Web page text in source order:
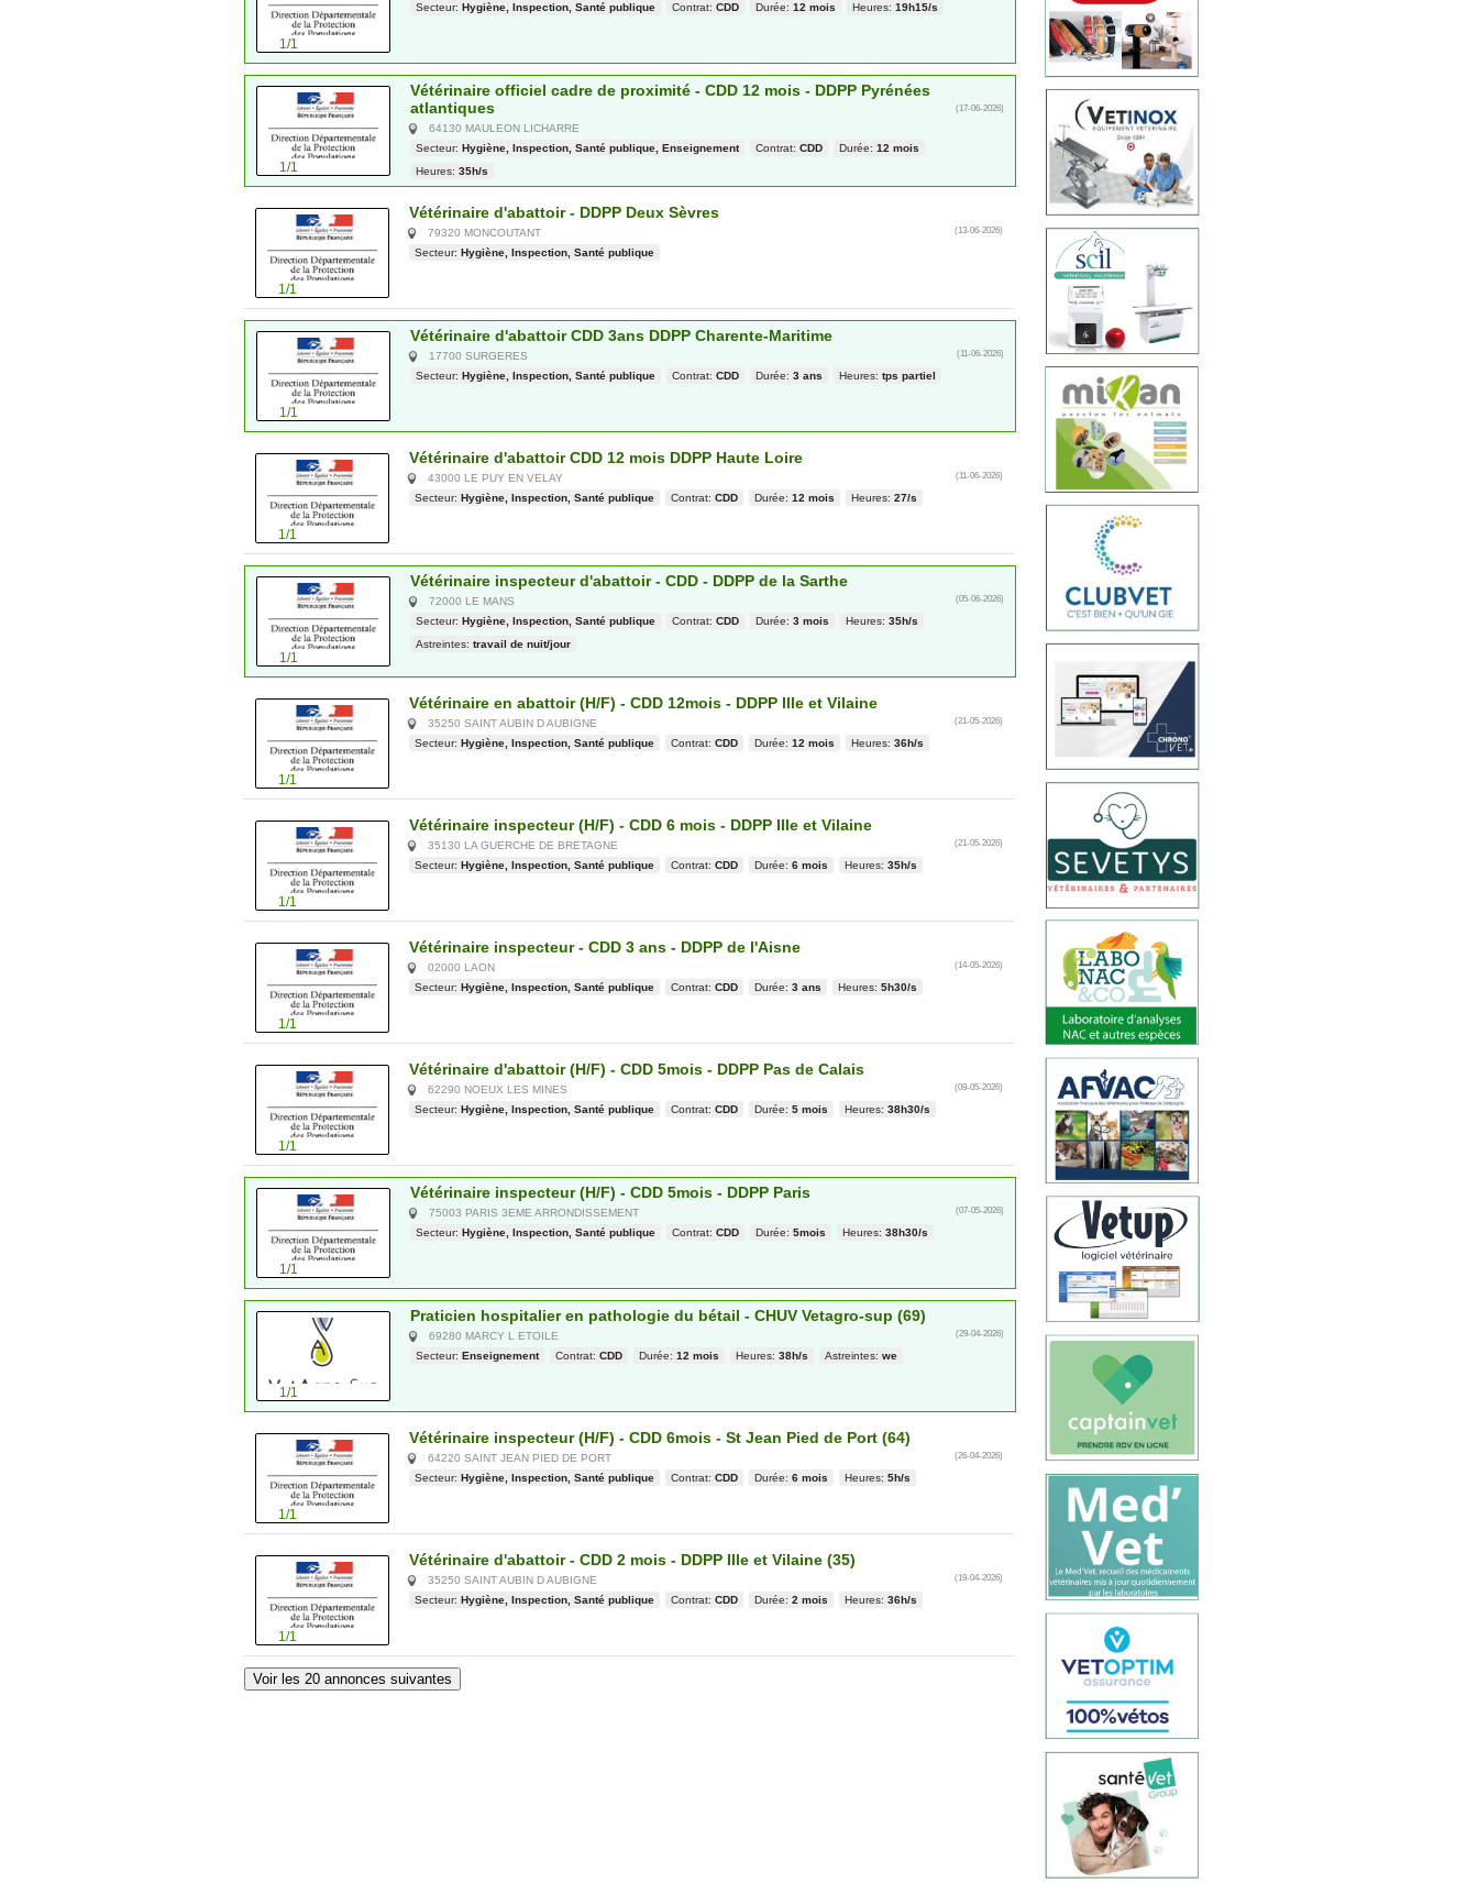
1/1
Secteur: Hygiène, Inspection, Santé publique Contrat: CDD Durée: 12 mois Heures: 19h15/s
1/1
Vétérinaire officiel cadre de proximité - CDD 12 mois - DDPP Pyrénées
atlantiques
64130 MAULEON LICHARRE
(17-06-2026)
Secteur: Hygiène, Inspection, Santé publique, Enseignement Contrat: CDD Durée: 12 mois
Heures: 35h/s
1/1
Vétérinaire d'abattoir - DDPP Deux Sèvres
79320 MONCOUTANT (13-06-2026)
Secteur: Hygiène, Inspection, Santé publique
1/1
Vétérinaire d'abattoir CDD 3ans DDPP Charente-Maritime
17700 SURGERES (11-06-2026)
Secteur: Hygiène, Inspection, Santé publique Contrat: CDD Durée: 3 ans Heures: tps partiel
1/1
Vétérinaire d'abattoir CDD 12 mois DDPP Haute Loire
43000 LE PUY EN VELAY (11-06-2026)
Secteur: Hygiène, Inspection, Santé publique Contrat: CDD Durée: 12 mois Heures: 27/s
1/1
Vétérinaire inspecteur d'abattoir - CDD - DDPP de la Sarthe
72000 LE MANS (05-06-2026)
Secteur: Hygiène, Inspection, Santé publique Contrat: CDD Durée: 3 mois Heures: 35h/s
Astreintes: travail de nuit/jour
1/1
Vétérinaire en abattoir (H/F) - CDD 12mois - DDPP Ille et Vilaine
35250 SAINT AUBIN D AUBIGNE (21-05-2026)
Secteur: Hygiène, Inspection, Santé publique Contrat: CDD Durée: 12 mois Heures: 36h/s
1/1
Vétérinaire inspecteur (H/F) - CDD 6 mois - DDPP Ille et Vilaine
35130 LA GUERCHE DE BRETAGNE (21-05-2026)
Secteur: Hygiène, Inspection, Santé publique Contrat: CDD Durée: 6 mois Heures: 35h/s
1/1
Vétérinaire inspecteur - CDD 3 ans - DDPP de l'Aisne
02000 LAON (14-05-2026)
Secteur: Hygiène, Inspection, Santé publique Contrat: CDD Durée: 3 ans Heures: 5h30/s
1/1
Vétérinaire d'abattoir (H/F) - CDD 5mois - DDPP Pas de Calais
62290 NOEUX LES MINES (09-05-2026)
Secteur: Hygiène, Inspection, Santé publique Contrat: CDD Durée: 5 mois Heures: 38h30/s
1/1
Vétérinaire inspecteur (H/F) - CDD 5mois - DDPP Paris
75003 PARIS 3EME ARRONDISSEMENT (07-05-2026)
Secteur: Hygiène, Inspection, Santé publique Contrat: CDD Durée: 5mois Heures: 38h30/s
1/1
Praticien hospitalier en pathologie du bétail - CHUV Vetagro-sup (69)
69280 MARCY L ETOILE (29-04-2026)
Secteur: Enseignement Contrat: CDD Durée: 12 mois Heures: 38h/s Astreintes: we
1/1
Vétérinaire inspecteur (H/F) - CDD 6mois - St Jean Pied de Port (64)
64220 SAINT JEAN PIED DE PORT (26-04-2026)
Secteur: Hygiène, Inspection, Santé publique Contrat: CDD Durée: 6 mois Heures: 5h/s
1/1
Vétérinaire d'abattoir - CDD 2 mois - DDPP Ille et Vilaine (35)
35250 SAINT AUBIN D AUBIGNE (19-04-2026)
Secteur: Hygiène, Inspection, Santé publique Contrat: CDD Durée: 2 mois Heures: 36h/s
Voir les 20 annonces suivantes